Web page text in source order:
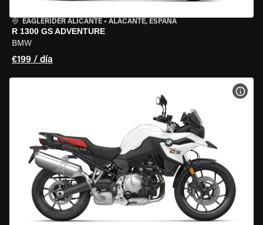
EAGLERIDER ALICANTE • ALACANTE, ESPAÑA
R 1300 GS ADVENTURE
BMW
€199 / día
VER